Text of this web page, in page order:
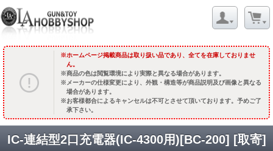
ホームページ掲載商品は取り扱い品であり、全てを在庫しておりませ
ん。
商品の色は閲覧環境により実際と異なる場合があります。
メーカーの仕様変更により、外観・構造等が商品説明及び画像と異なる
場合があります。
お客様都合によるキャンセルは不可とさせて頂いております。予めご了
承下さい。
IC-連結型2口充電器(IC-4300用)[BC-200] [取寄]